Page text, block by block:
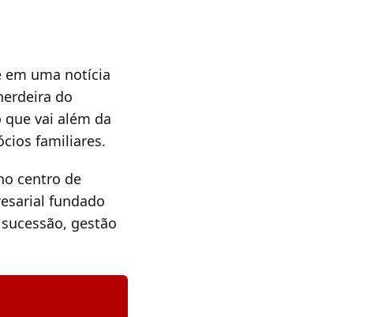
em uma notícia
do
vai além da
familiares.
centro de
fundado
gestão